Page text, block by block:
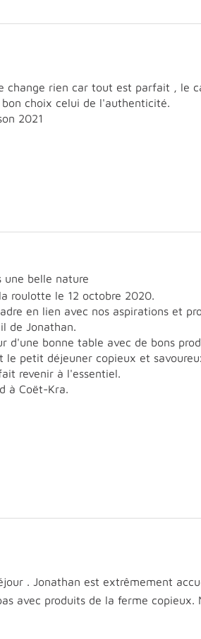
change rien car tout est parfait , le
choix celui de l'authenticité.
2021
une belle nature
roulotte le 12 octobre 2020.
en lien avec nos aspirations et
de Jonathan.
d'une bonne table avec de bons
le petit déjeuner copieux et
revenir à l'essentiel.
à Coët-Kra.
. Jonathan est extrêmement
avec produits de la ferme copieux.